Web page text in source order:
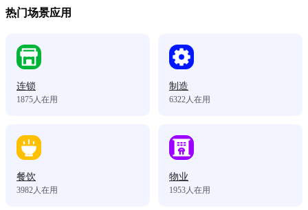
热门场景应用
连锁
1875人在用
制造
6322人在用
餐饮
3982人在用
物业
1953人在用